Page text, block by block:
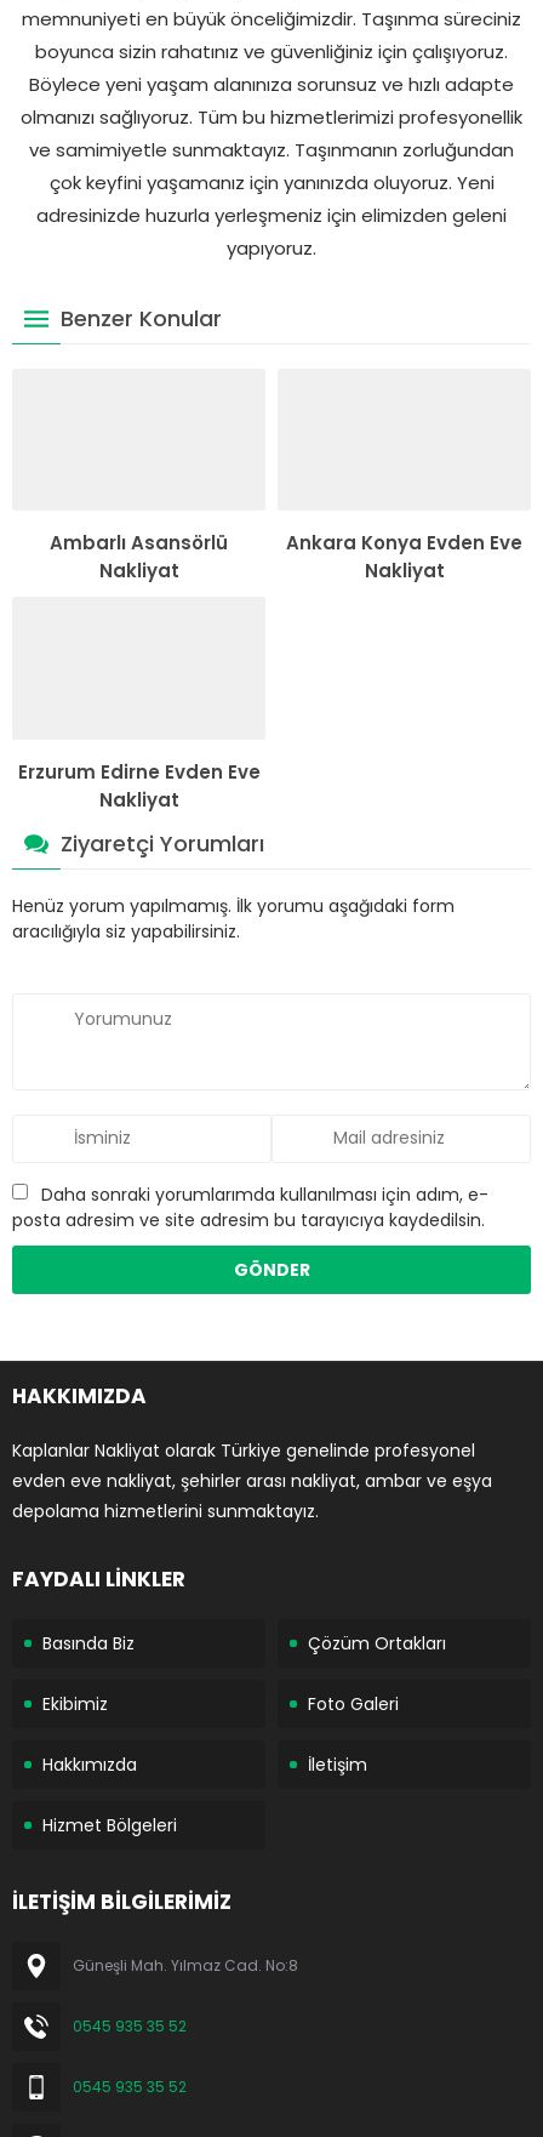
memnuniyeti en büyük önceliğimizdir. Taşınma süreciniz
boyunca sizin rahatınız ve güvenliğiniz için çalışıyoruz.
Böylece yeni yaşam alanınıza sorunsuz ve hızlı adapte
olmanızı sağlıyoruz. Tüm bu hizmetlerimizi profesyonellik
ve samimiyetle sunmaktayız. Taşınmanın zorluğundan
çok keyfini yaşamanız için yanınızda oluyoruz. Yeni
adresinizde huzurla yerleşmeniz için elimizden geleni
yapıyoruz.
Benzer Konular
Ambarlı Asansörlü
Nakliyat
Ankara Konya Evden Eve
Nakliyat
Erzurum Edirne Evden Eve
Nakliyat
Ziyaretçi Yorumları
Henüz yorum yapılmamış. İlk yorumu aşağıdaki form
aracılığıyla siz yapabilirsiniz.
Daha sonraki yorumlarımda kullanılması için adım, e-
posta adresim ve site adresim bu tarayıcıya kaydedilsin.
HAKKIMIZDA
Kaplanlar Nakliyat olarak Türkiye genelinde profesyonel
evden eve nakliyat, şehirler arası nakliyat, ambar ve eşya
depolama hizmetlerini sunmaktayız.
FAYDALI LİNKLER
Basında Biz Çözüm Ortakları
Ekibimiz Foto Galeri
Hakkımızda İletişim
Hizmet Bölgeleri
İLETİŞİM BİLGİLERİMİZ
Güneşli Mah. Yılmaz Cad. No:8
0545 935 35 52
0545 935 35 52